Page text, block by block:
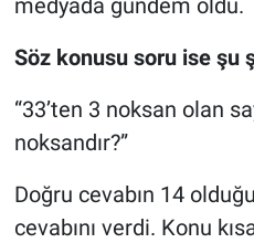
medyada gündem oldu.
Söz konusu soru ise şu
“33’ten 3 noksan olan
noksandır?”
Doğru cevabın 14
cevabını verdi. Konu
Sağlık
Spor